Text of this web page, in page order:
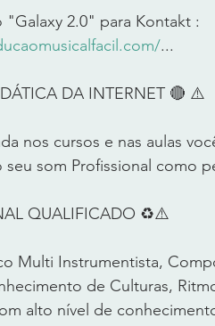
2.0" para Kontakt :
...
DA INTERNET 🔴
nos cursos e nas aulas
seu som Profissional
QUALIFICADO ♻️⚠️
Multi Instrumentista,
de Culturas,
alto nível de